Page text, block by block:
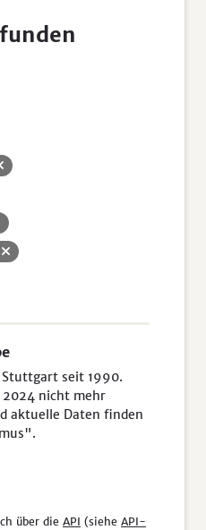
Stuttgart seit 1990.
2024 nicht mehr
aktuelle Daten finden
über die API (siehe API-